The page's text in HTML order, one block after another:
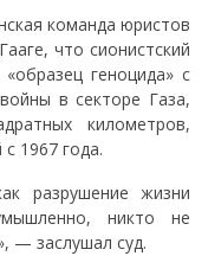
команда юристов
что сионистский
геноцида» с
в секторе Газа,
километров,
1967 года.
разрушение жизни
никто не
— заслушал суд.